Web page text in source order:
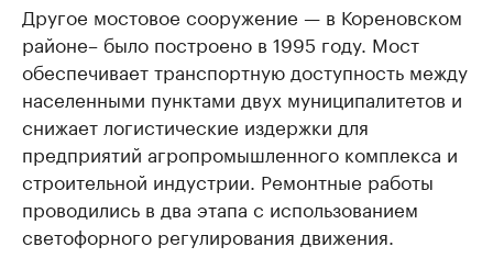
Другое мостовое сооружение — в Кореновском
районе– было построено в 1995 году. Мост
обеспечивает транспортную доступность между
населенными пунктами двух муниципалитетов и
снижает логистические издержки для
предприятий агропромышленного комплекса и
строительной индустрии. Ремонтные работы
проводились в два этапа с использованием
светофорного регулирования движения.